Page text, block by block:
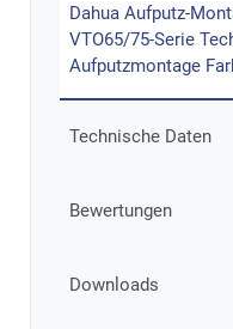
Dahua Aufputz-
VTO65/75-Serie
Aufputzmontage
Technische Daten
Bewertungen
Downloads